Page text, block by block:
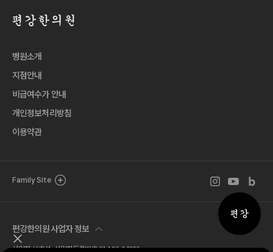
퀵메뉴
퀵메뉴 닫기
병원소개
지점안내
비급여수가 안내
개인정보처리방침
이용약관
Family Site 인스타그램 바로
유튜브 바로
블로그
편강한의원 사업자 정보
사업자 서호석 사업자등록번호 214-96-04326